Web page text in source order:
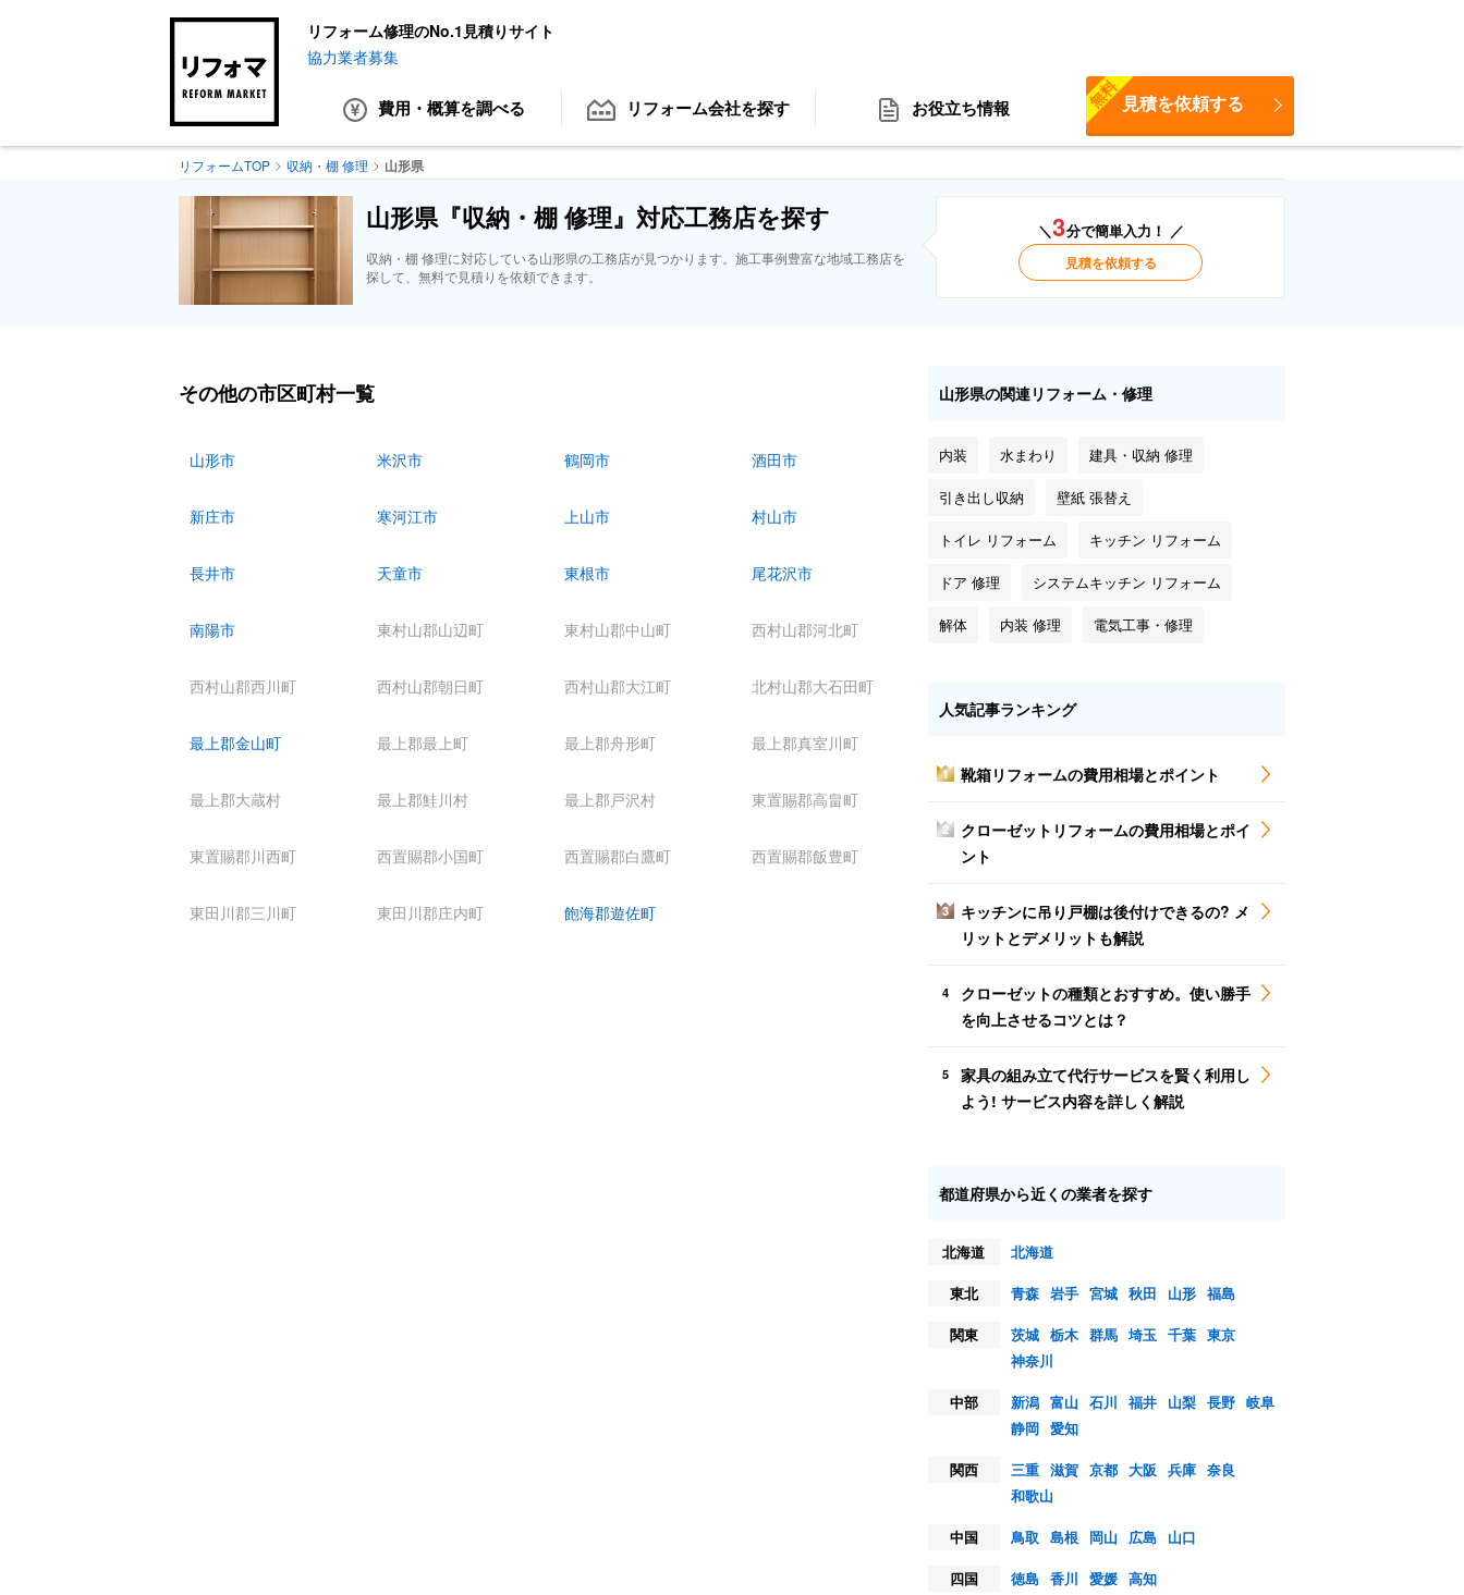
リフォーム修理のNo.1見積りサイト
協力業者募集
費用・概算を調べる リフォーム会社を探す お役立ち情報 見積を依頼する
無料
リフォームTOP 収納・棚 修理 山形県
山形県『収納・棚 修理』対応工務店を探す
収納・棚 修理に対応している山形県の工務店が見つかります。施工事例豊富な地域工務店を
探して、無料で見積りを依頼できます。
＼3分で簡単入力！ ／
見積を依頼する
その他の市区町村一覧
山形市 米沢市 鶴岡市 酒田市
新庄市 寒河江市 上山市 村山市
長井市 天童市 東根市 尾花沢市
南陽市 東村山郡山辺町 東村山郡中山町 西村山郡河北町
西村山郡西川町 西村山郡朝日町 西村山郡大江町 北村山郡大石田町
最上郡金山町 最上郡最上町 最上郡舟形町 最上郡真室川町
最上郡大蔵村 最上郡鮭川村 最上郡戸沢村 東置賜郡高畠町
東置賜郡川西町 西置賜郡小国町 西置賜郡白鷹町 西置賜郡飯豊町
東田川郡三川町 東田川郡庄内町 飽海郡遊佐町
山形県の関連リフォーム・修理
内装 水まわり 建具・収納 修理
引き出し収納 壁紙 張替え
トイレ リフォーム キッチン リフォーム
ドア 修理 システムキッチン リフォーム
解体 内装 修理 電気工事・修理
人気記事ランキング
1 靴箱リフォームの費用相場とポイント
2
クローゼットリフォームの費用相場とポイ
ント
3
キッチンに吊り戸棚は後付けできるの? メ
リットとデメリットも解説
4
クローゼットの種類とおすすめ。使い勝手
を向上させるコツとは？
5
家具の組み立て代行サービスを賢く利用し
よう! サービス内容を詳しく解説
都道府県から近くの業者を探す
北海道
北海道
東北
青森 岩手 宮城 秋田 山形 福島
関東
茨城 栃木 群馬 埼玉 千葉 東京
神奈川
中部
新潟 富山 石川 福井 山梨 長野 岐阜
静岡 愛知
関西
三重 滋賀 京都 大阪 兵庫 奈良
和歌山
中国
鳥取 島根 岡山 広島
山口
四国
徳島 香川 愛媛 高知